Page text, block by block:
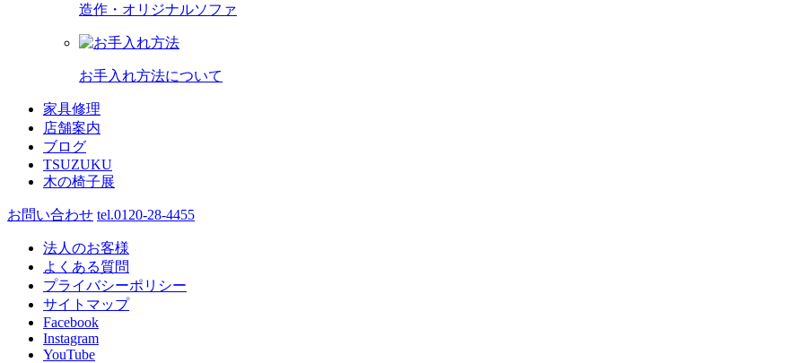
造作・オリジナルソファ
お手入れ方法について
家具修理
店舗案内
ブログ
TSUZUKU
木の椅子展
お問い合わせ tel.0120-28-4455
法人のお客様
よくある質問
プライバシーポリシー
サイトマップ
Facebook
Instagram
YouTube